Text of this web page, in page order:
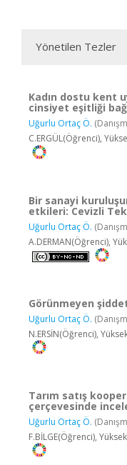
Yönetilen Tezler
Kadın dostu kent
cinsiyet eşitliği
Uğurlu Ortaç Ö.
C.ERGÜL(Öğrenci),
Bir sanayi
etkileri: Cevizli
Uğurlu Ortaç Ö.
A.DERMAN(Öğrenci),
Görünmeyen
Uğurlu Ortaç Ö.
N.ERSİN(Öğrenci),
Tarım satış
çerçevesinde
Uğurlu Ortaç Ö.
F.BİLGE(Öğrenci),